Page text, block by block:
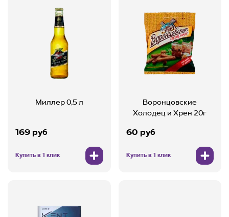
Миллер 0,5 л
169 руб
Купить в 1 клик
Воронцовские
Холодец и Хрен 20г
60 руб
Купить в 1 клик